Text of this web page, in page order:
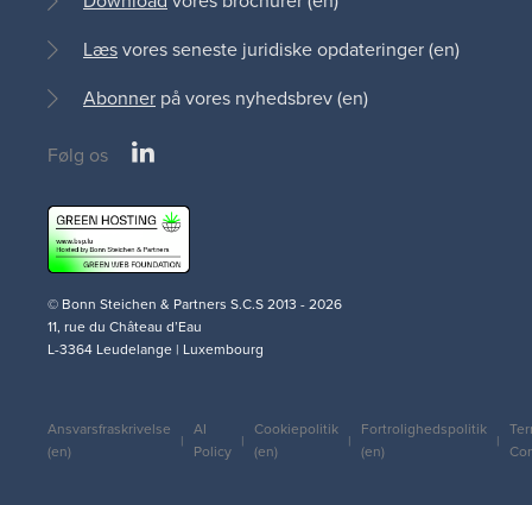
Læsvores seneste juridiske opdateringer (en)
Abonner på vores nyhedsbrev (en)
Social
Følg os
© Bonn Steichen & Partners S.C.S 2013 - 2026
11, rue du Château d’Eau
L-3364 Leudelange | Luxembourg
Legal
Ansvarsfraskrivelse
(en)
AI
Policy
Cookiepolitik
(en)
Fortrolighedspolitik
(en)